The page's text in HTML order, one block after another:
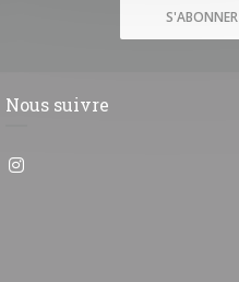
S'ABONNER
Nous suivre
Instagram ((ouvre une